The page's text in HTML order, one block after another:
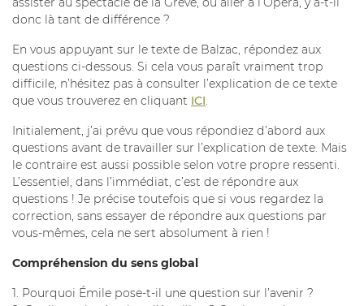
donc là tant de différence ?
En vous appuyant sur le texte de Balzac, répondez aux
questions ci-dessous. Si cela vous paraît vraiment trop
difficile, n’hésitez pas à consulter l’explication de ce texte
que vous trouverez en cliquant ICI
Initialement, j’ai prévu que vous répondiez d’abord aux
questions avant de travailler sur l’explication de texte. Mais
le contraire est aussi possible selon votre propre ressenti.
L’essentiel, dans l’immédiat, c’est de répondre aux
questions ! Je précise toutefois que si vous regardez la
correction, sans essayer de répondre aux questions par
vous-mêmes, cela ne sert absolument à rien !
Compréhension du sens global
1. Pourquoi Émile pose-t-il une question sur l’avenir ?